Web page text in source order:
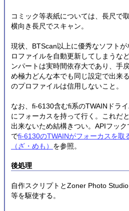
コミック等表紙については、長尺で
横向き長尺でスキャン。
現状、BTScan以上に優秀なソフト
ロファイルを自動更新してしまうな
ンパートは実時間依存大であり、手
め極力どんな本でも同じ設定で出来
のプロファイルは信用しないこと。
なお、fi-6130含むfi系のTWAINドラ
にフォーカスを持って行く。これだ
出来ないため結構きつい。APIフッ
でfi-6130のTWAINがフォーカスを取
（ざ・めも） を参照。
後処理
自作スクリプトとZoner Photo
等を駆使する。